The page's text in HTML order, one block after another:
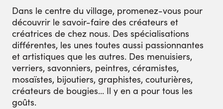
Dans le centre du village, promenez-vous pour
découvrir le savoir-faire des créateurs et
créatrices de chez nous. Des spécialisations
différentes, les unes toutes aussi passionnantes
et artistiques que les autres. Des menuisiers,
verriers, savonniers, peintres, céramistes,
mosaïstes, bijoutiers, graphistes, couturières,
créateurs de bougies… Il y en a pour tous les
goûts.